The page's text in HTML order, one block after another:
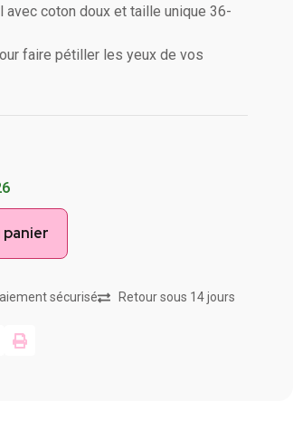
avec coton doux et taille unique 36-
faire pétiller les yeux de vos
sécurisé Retour sous 14 jours